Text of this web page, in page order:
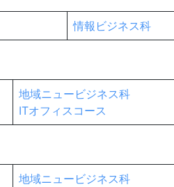
情報ビジネス科
地域ニュービジネス科
ITオフィスコース
地域ニュービジネス科